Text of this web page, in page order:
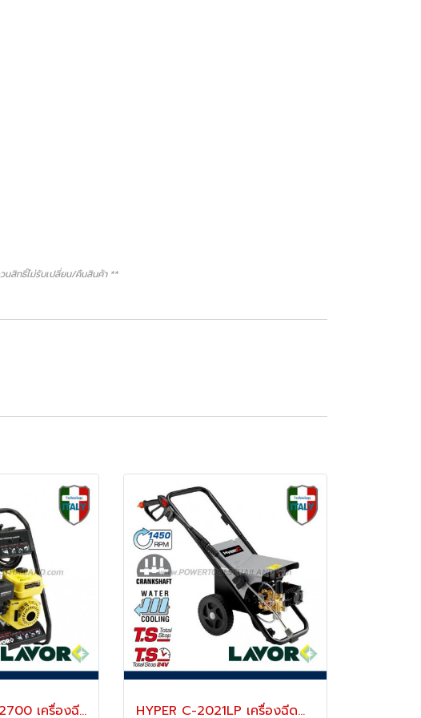
สิทธิ์ไม่รับเปลี่ยน/คืนสินค้า **
INDEPENDENT 2700 เครื่องฉีดน้ำแรงดันสูง 200 บาร์ HYPER C-2021LP เครื่องฉีดน้ำแรงดันสูง 200 (น้ำเย็น)